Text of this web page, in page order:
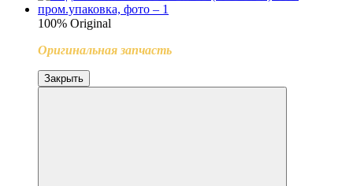
100% Original
Оригинальная запчасть
Закрыть